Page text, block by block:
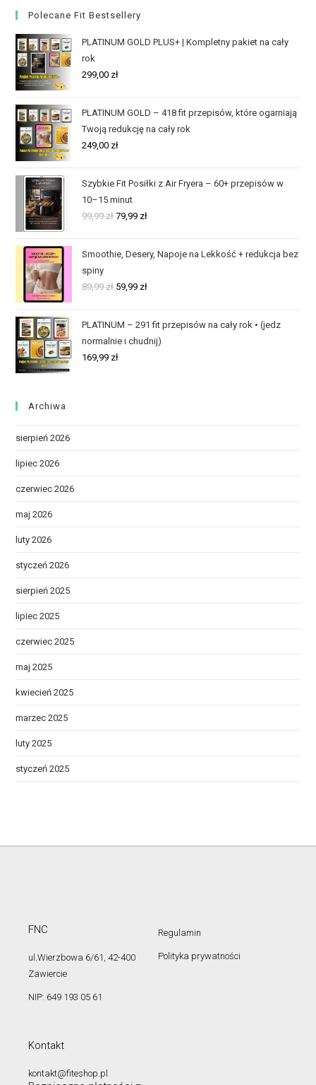
Polecane Fit Bestsellery
PLATINUM GOLD PLUS+ | Kompletny pakiet na cały
rok
299,00 zł
PLATINUM GOLD – 418 fit przepisów, które ogarniają
Twoją redukcję na cały rok
249,00 zł
Szybkie Fit Posiłki z Air Fryera – 60+ przepisów w
10–15 minut
99,99zł 79,99 zł
Smoothie, Desery, Napoje na Lekkość + redukcja bez
spiny
89,99zł 59,99 zł
PLATINUM – 291 fit przepisów na cały rok • (jedz
normalnie i chudnij)
169,99 zł
Archiwa
sierpień 2026
lipiec 2026
czerwiec 2026
maj 2026
luty 2026
styczeń 2026
sierpień 2025
lipiec 2025
czerwiec 2025
maj 2025
kwiecień 2025
marzec 2025
luty 2025
styczeń 2025
FNC
ul.Wierzbowa 6/61, 42-400
Zawiercie
NIP: 649 193 05 61
Regulamin
Polityka prywatności
Kontakt
kontakt@fiteshop.pl